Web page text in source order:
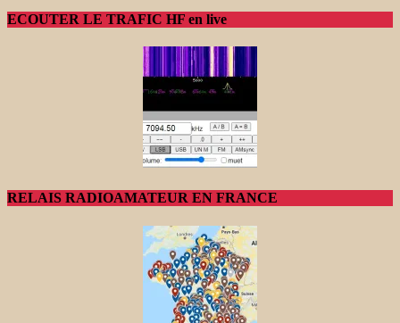
ECOUTER LE TRAFIC HF en live
RELAIS RADIOAMATEUR EN FRANCE